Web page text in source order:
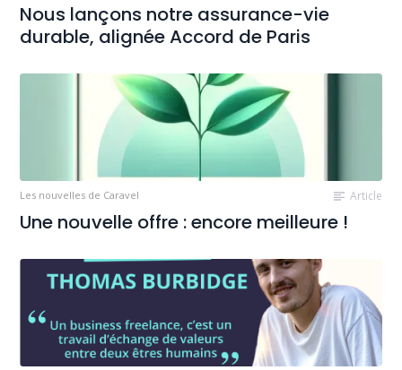
Nous lançons notre assurance-vie
durable, alignée Accord de Paris
Les nouvelles de Caravel Article
Une nouvelle offre : encore meilleure !